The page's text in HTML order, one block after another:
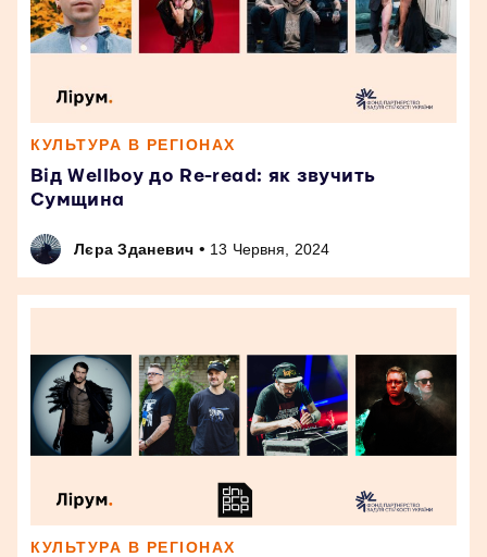
КУЛЬТУРА В РЕГІОНАХ
Від Wellboy до Re-read: як звучить
Сумщина
Лєра Зданевич • 13 Червня, 2024
КУЛЬТУРА В РЕГІОНАХ